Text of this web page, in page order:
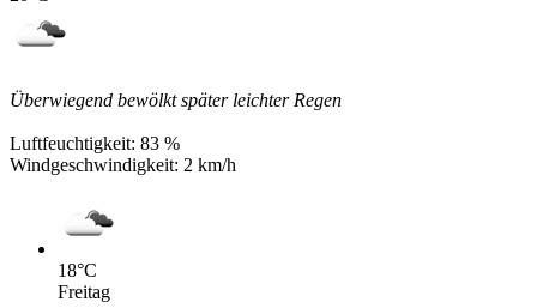
Überwiegend bewölkt später leichter Regen
Luftfeuchtigkeit: 83 %
Windgeschwindigkeit: 2 km/h
18°C
Freitag